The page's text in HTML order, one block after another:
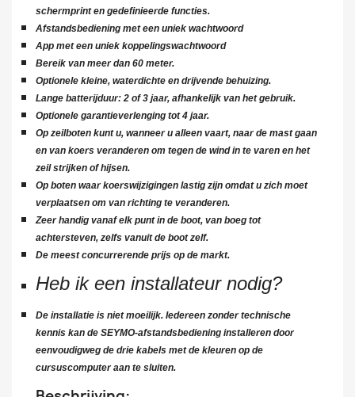
schermprint en gedefinieerde functies.
Afstandsbediening met een uniek wachtwoord
App met een uniek koppelingswachtwoord
Bereik van meer dan 60 meter.
Optionele kleine, waterdichte en drijvende behuizing.
Lange batterijduur: 2 of 3 jaar, afhankelijk van het gebruik.
Optionele garantieverlenging tot 4 jaar.
Op zeilboten kunt u, wanneer u alleen vaart, naar de mast gaan
en van koers veranderen om tegen de wind in te varen en het
zeil strijken of hijsen.
Op boten waar koerswijzigingen lastig zijn omdat u zich moet
verplaatsen om van richting te veranderen.
Zeer handig vanaf elk punt in de boot, van boeg tot
achtersteven, zelfs vanuit de boot zelf.
De meest concurrerende prijs op de markt.
Heb ik een installateur nodig?
De installatie is niet moeilijk. Iedereen zonder technische
kennis kan de SEYMO-afstandsbediening installeren door
eenvoudigweg de drie kabels met de kleuren op de
cursuscomputer aan te sluiten.